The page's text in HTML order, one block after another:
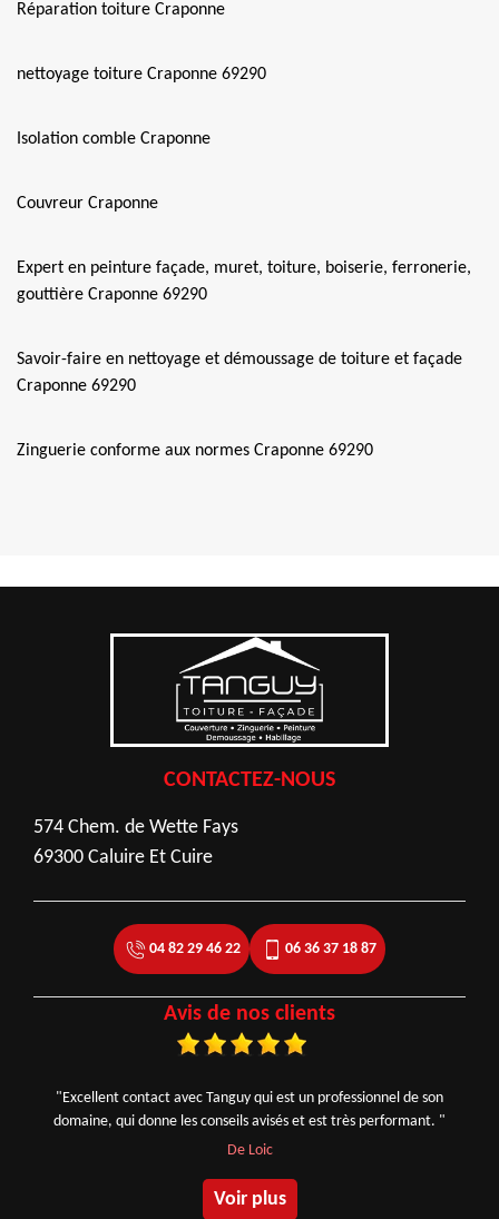
Réparation toiture Craponne
nettoyage toiture Craponne 69290
Isolation comble Craponne
Couvreur Craponne
Expert en peinture façade, muret, toiture, boiserie, ferronerie,
gouttière Craponne 69290
Savoir-faire en nettoyage et démoussage de toiture et façade
Craponne 69290
Zinguerie conforme aux normes Craponne 69290
CONTACTEZ-NOUS
574 Chem. de Wette Fays
69300 Caluire Et Cuire
04 82 29 46 22 06 36 37 18 87
Avis de nos clients
"Excellent contact avec Tanguy qui est un professionnel de son
domaine, qui donne les conseils avisés et est très performant. "
De Loic
Voir plus